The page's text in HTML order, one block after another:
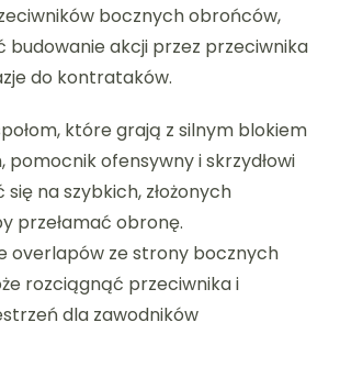
bocznych obrońców,
budowanie akcji przez przeciwnika
do kontrataków.
które grają z silnym blokiem
pomocnik ofensywny i skrzydłowi
na szybkich, złożonych
przełamać obronę.
overlapów ze strony bocznych
rozciągnąć przeciwnika i
dla zawodników